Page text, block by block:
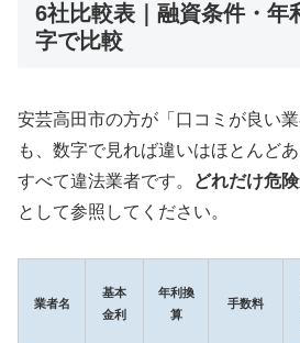
6社比較表｜融資条件・年
字で比較
安芸高田市の方が「口コミが良い
も、数字で見れば違いはほとんど
すべて違法業者です。
どれだけ危
として参照してください。
業者名
基本
金利
年利換
算
手数料